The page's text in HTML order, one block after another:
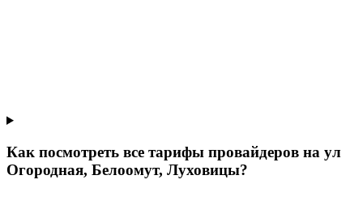
Как посмотреть все тарифы провайдеров на ул
Огородная, Белоомут, Луховицы?